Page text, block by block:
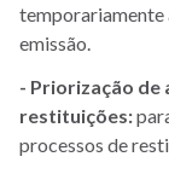
temporariamente
emissão.
- Priorização de
restituições:
processos de